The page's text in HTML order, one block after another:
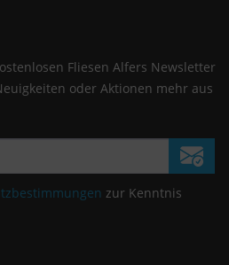
Fliesen Alfers Newsletter
oder Aktionen mehr aus
zur Kenntnis